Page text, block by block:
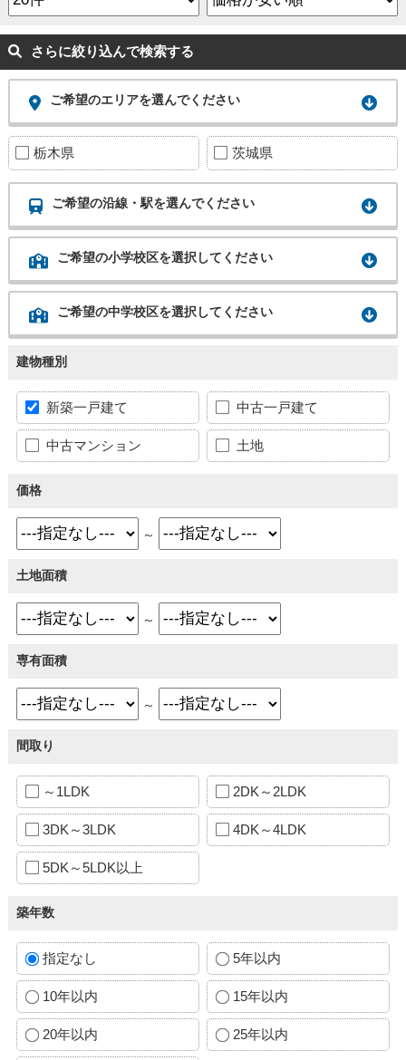
さらに絞り込んで検索する
ご希望のエリアを選んでください
栃木県 茨城県
ご希望の沿線・駅を選んでください
ご希望の小学校区を選択してください
ご希望の中学校区を選択してください
建物種別
新築一戸建て 中古一戸建て
中古マンション 土地
価格
～
土地面積
～
専有面積
～
間取り
～1LDK 2DK～2LDK
3DK～3LDK 4DK～4LDK
5DK～5LDK以上
築年数
指定なし 5年以内
10年以内 15年以内
20年以内 25年以内